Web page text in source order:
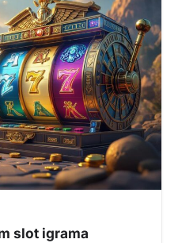
slot igrama